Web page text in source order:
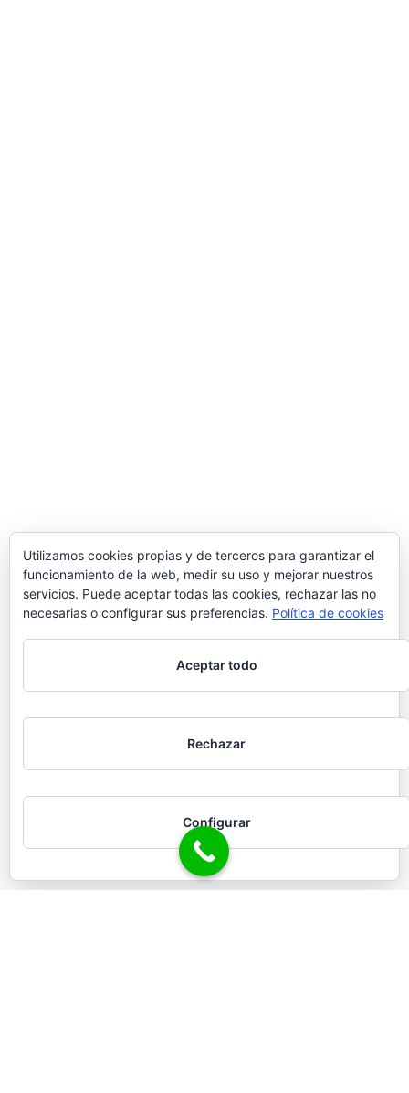
Utilizamos cookies propias y de terceros para garantizar el
funcionamiento de la web, medir su uso y mejorar nuestros
servicios. Puede aceptar todas las cookies, rechazar las no
necesarias o configurar sus preferencias. Política de cookies
Aceptar todo
Rechazar
Configurar